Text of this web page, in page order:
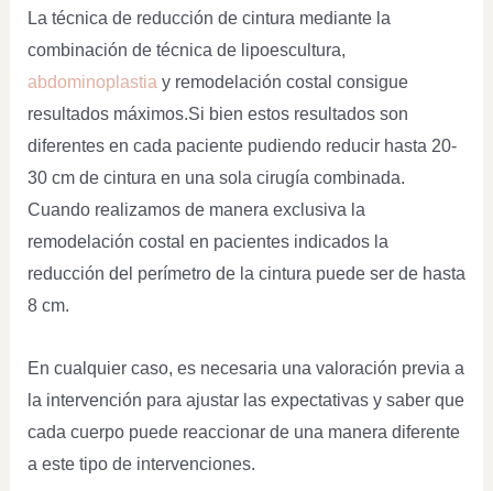
La técnica de reducción de cintura mediante la
combinación de técnica de lipoescultura,
abdominoplastia y remodelación costal consigue
resultados máximos.Si bien estos resultados son
diferentes en cada paciente pudiendo reducir hasta 20-
30 cm de cintura en una sola cirugía combinada.
Cuando realizamos de manera exclusiva la
remodelación costal en pacientes indicados la
reducción del perímetro de la cintura puede ser de hasta
8 cm.
En cualquier caso, es necesaria una valoración previa a
la intervención para ajustar las expectativas y saber que
cada cuerpo puede reaccionar de una manera diferente
a este tipo de intervenciones.